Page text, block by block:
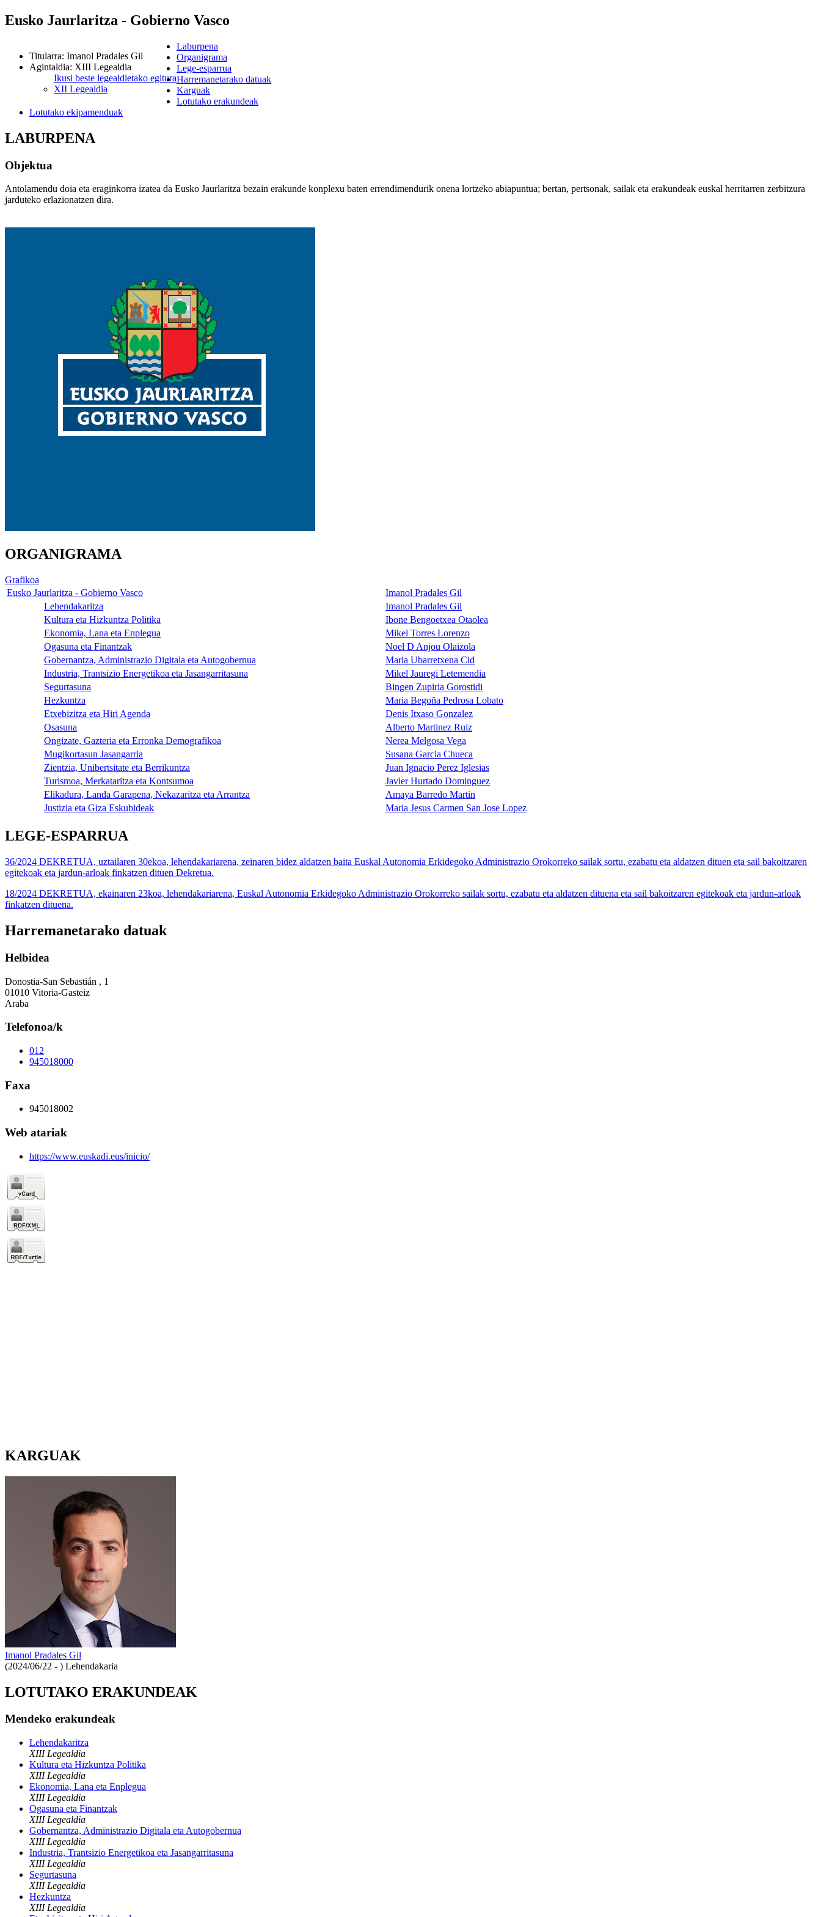
Eusko Jaurlaritza - Gobierno Vasco
Titularra: Imanol Pradales Gil
Agintaldia: XIII Legealdia
Ikusi beste legealdietako egitura
XII Legealdia
Laburpena
Organigrama
Lege-esparrua
Harremanetarako datuak
Karguak
Lotutako erakundeak
Lotutako ekipamenduak
LABURPENA
Objektua
Antolamendu doia eta eraginkorra izatea da Eusko Jaurlaritza bezain erakunde konplexu baten errendimendurik onena lortzeko abiapuntua; bertan, pertsonak, sailak eta erakundeak euskal herritarren zerbitzura
jarduteko erlazionatzen dira.
ORGANIGRAMA
Grafikoa
Eusko Jaurlaritza - Gobierno Vasco
Imanol Pradales Gil
Lehendakaritza
Imanol Pradales Gil
Kultura eta Hizkuntza Politika
Ibone Bengoetxea Otaolea
Ekonomia, Lana eta Enplegua
Mikel Torres Lorenzo
Ogasuna eta Finantzak
Noel D Anjou Olaizola
Gobernantza, Administrazio Digitala eta Autogobernua
Maria Ubarretxena Cid
Industria, Trantsizio Energetikoa eta Jasangarritasuna
Mikel Jauregi Letemendia
Segurtasuna
Bingen Zupiria Gorostidi
Hezkuntza
Maria Begoña Pedrosa Lobato
Etxebizitza eta Hiri Agenda
Denis Itxaso Gonzalez
Osasuna
Alberto Martinez Ruiz
Ongizate, Gazteria eta Erronka Demografikoa
Nerea Melgosa Vega
Mugikortasun Jasangarria
Susana Garcia Chueca
Zientzia, Unibertsitate eta Berrikuntza
Juan Ignacio Perez Iglesias
Turismoa, Merkataritza eta Kontsumoa
Javier Hurtado Dominguez
Elikadura, Landa Garapena, Nekazaritza eta Arrantza
Amaya Barredo Martin
Justizia eta Giza Eskubideak
Maria Jesus Carmen San Jose Lopez
LEGE-ESPARRUA
36/2024 DEKRETUA, uztailaren 30ekoa, lehendakariarena, zeinaren bidez aldatzen baita Euskal Autonomia Erkidegoko Administrazio Orokorreko sailak sortu, ezabatu eta aldatzen dituen eta sail bakoitzaren
egitekoak eta jardun-arloak finkatzen dituen Dekretua.
18/2024 DEKRETUA, ekainaren 23koa, lehendakariarena, Euskal Autonomia Erkidegoko Administrazio Orokorreko sailak sortu, ezabatu eta aldatzen dituena eta sail bakoitzaren egitekoak eta jardun-arloak
finkatzen dituena.
Harremanetarako datuak
Helbidea
Donostia-San Sebastián , 1
01010 Vitoria-Gasteiz
Araba
Telefonoa/k
012
945018000
Faxa
945018002
Web atariak
https://www.euskadi.eus/inicio/
KARGUAK
Imanol Pradales Gil
(2024/06/22 - ) Lehendakaria
LOTUTAKO ERAKUNDEAK
Mendeko erakundeak
Lehendakaritza
XIII Legealdia
Kultura eta Hizkuntza Politika
XIII Legealdia
Ekonomia, Lana eta Enplegua
XIII Legealdia
Ogasuna eta Finantzak
XIII Legealdia
Gobernantza, Administrazio Digitala eta Autogobernua
XIII Legealdia
Industria, Trantsizio Energetikoa eta Jasangarritasuna
XIII Legealdia
Segurtasuna
XIII Legealdia
Hezkuntza
XIII Legealdia